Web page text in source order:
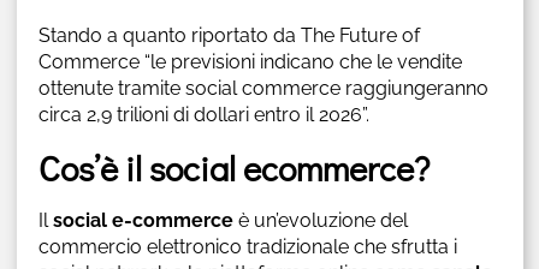
Stando a quanto riportato da The Future of
Commerce “le previsioni indicano che le vendite
ottenute tramite social commerce raggiungeranno
circa 2,9 trilioni di dollari entro il 2026”.
Cos’è il social ecommerce?
Ilsocial e-commerceè un’evoluzione del
commercio elettronico tradizionale che sfrutta i